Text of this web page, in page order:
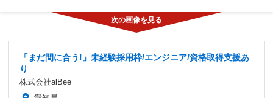
「まだ間に合う!」未経験採用枠/エンジニア/資格取得支援あ
り
株式会社alBee